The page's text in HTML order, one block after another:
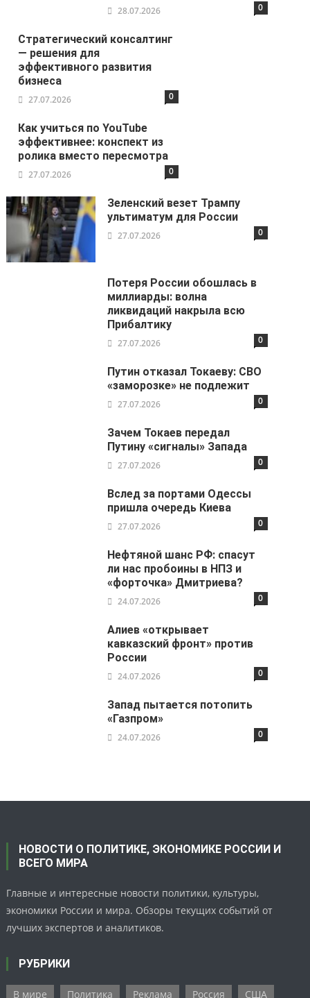
28.07.2026 0
Стратегический консалтинг
— решения для
эффективного развития
бизнеса
27.07.2026 0
Как учиться по YouTube
эффективнее: конспект из
ролика вместо пересмотра
27.07.2026 0
Зеленский везет Трампу
ультиматум для России
27.07.2026 0
Потеря России обошлась в
миллиарды: волна
ликвидаций накрыла всю
Прибалтику
27.07.2026 0
Путин отказал Токаеву: СВО
«заморозке» не подлежит
27.07.2026 0
Зачем Токаев передал
Путину «сигналы» Запада
27.07.2026 0
Вслед за портами Одессы
пришла очередь Киева
27.07.2026 0
Нефтяной шанс РФ: спасут
ли нас пробоины в НПЗ и
«форточка» Дмитриева?
24.07.2026 0
Алиев «открывает
кавказский фронт» против
России
24.07.2026 0
Запад пытается потопить
«Газпром»
24.07.2026 0
НОВОСТИ О ПОЛИТИКЕ, ЭКОНОМИКЕ РОССИИ И
ВСЕГО МИРА
Главные и интересные новости политики, культуры,
экономики России и мира. Обзоры текущих событий от
лучших экспертов и аналитиков.
РУБРИКИ
В мире Политика Реклама Россия США